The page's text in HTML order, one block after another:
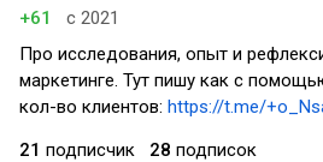
+61
с 2021
Про исследования, опыт и
маркетинге. Тут пишу как с
кол-во клиентов: https://t.me/
21 подписчик 28 подписок